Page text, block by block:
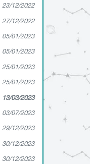
23/12/2022
27/12/2022
05/01/2023
05/01/2023
25/01/2023
25/01/2023
13/03/2023
03/07/2023
29/12/2023
30/12/2023
30/12/2023